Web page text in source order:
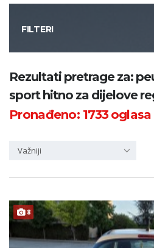
FILTERI
Kategorija
Županija
Rezultati pretrage za:
sport hitno za dijelove
Pronađeno: 1733oglasa
Važniji
8